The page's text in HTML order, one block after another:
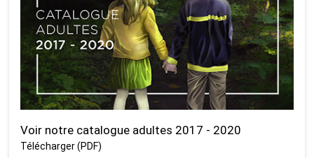
Voir notre catalogue adultes 2017 - 2020
Télécharger (PDF)